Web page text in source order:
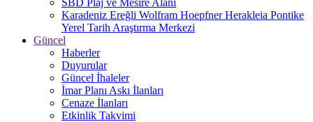
SBD Plaj ve Mesire Alanı
Karadeniz Ereğli Wolfram Hoepfner Herakleia Pontike
Yerel Tarih Araştırma Merkezi
Güncel
Haberler
Duyurular
Güncel İhaleler
İmar Planı Askı İlanları
Cenaze İlanları
Etkinlik Takvimi